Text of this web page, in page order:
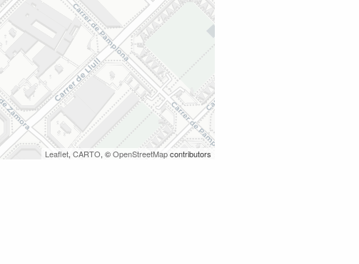
Leaflet, CARTO, ©OpenStreetMapcontributors